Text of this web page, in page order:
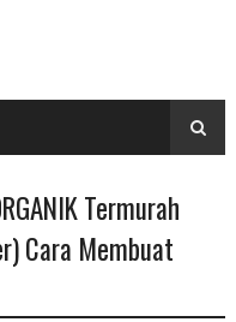
Termurah
Cara Membuat